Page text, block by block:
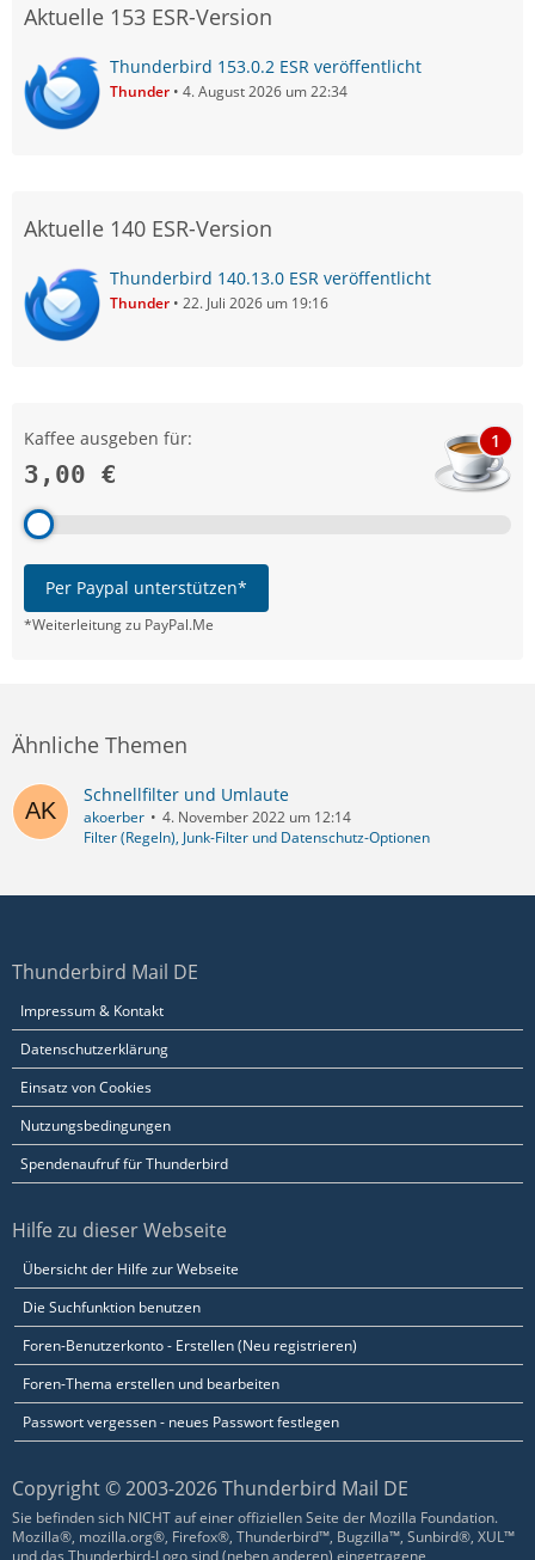
Aktuelle 153 ESR-Version
Thunderbird 153.0.2 ESR veröffentlicht
Thunder 4. August 2026 um 22:34
Aktuelle 140 ESR-Version
Thunderbird 140.13.0 ESR veröffentlicht
Thunder 22. Juli 2026 um 19:16
Kaffee ausgeben für:
3,00 €
1
Per Paypal unterstützen*
*Weiterleitung zu PayPal.Me
Ähnliche Themen
Schnellfilter und Umlaute
akoerber
4. November 2022 um 12:14
Filter (Regeln), Junk-Filter und Datenschutz-Optionen
Thunderbird Mail DE
Impressum & Kontakt
Datenschutzerklärung
Einsatz von Cookies
Nutzungsbedingungen
Spendenaufruf für Thunderbird
Hilfe zu dieser Webseite
Übersicht der Hilfe zur Webseite
Die Suchfunktion benutzen
Foren-Benutzerkonto - Erstellen (Neu registrieren)
Foren-Thema erstellen und bearbeiten
Passwort vergessen - neues Passwort festlegen
Copyright © 2003-2026 Thunderbird Mail DE
Sie befinden sich NICHT auf einer offiziellen Seite der Mozilla Foundation.
Mozilla®, mozilla.org®, Firefox®, Thunderbird™, Bugzilla™, Sunbird®, XUL™
und das Thunderbird-Logo sind (neben anderen) eingetragene